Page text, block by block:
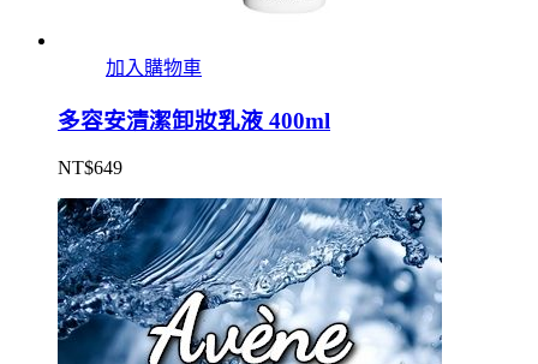
加入購物車
多容安清潔卸妝乳液 400ml
NT$649